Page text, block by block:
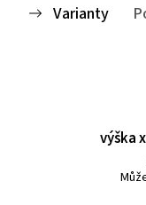
Varianty
výška